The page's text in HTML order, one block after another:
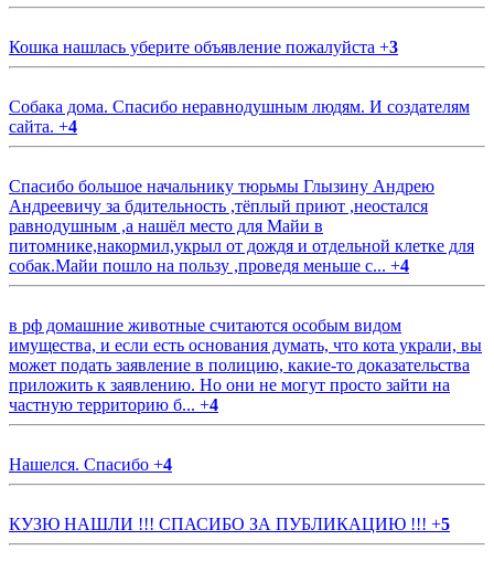
Кошка нашлась уберите объявление пожалуйста +3
Собака дома. Спасибо неравнодушным людям. И создателям
сайта. +4
Спасибо большое начальнику тюрьмы Глызину Андрею
Андреевичу за бдительность ,тёплый приют ,неостался
равнодушным ,а нашёл место для Майи в
питомнике,накормил,укрыл от дождя и отдельной клетке для
собак.Майи пошло на пользу ,проведя меньше с... +4
в рф домашние животные считаются особым видом
имущества, и если есть основания думать, что кота украли, вы
может подать заявление в полицию, какие-то доказательства
приложить к заявлению. Но они не могут просто зайти на
частную территорию б... +4
Нашелся. Спасибо +4
КУЗЮ НАШЛИ !!! СПАСИБО ЗА ПУБЛИКАЦИЮ !!! +5